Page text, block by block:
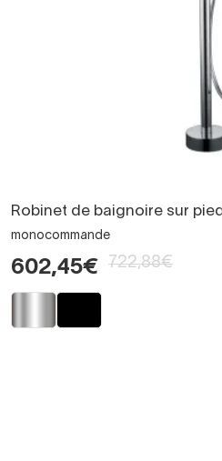
Robinet de baignoire sur
monocommande
602,45€ 722,88€